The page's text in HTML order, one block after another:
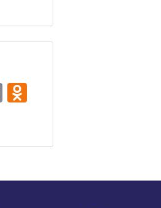
Email